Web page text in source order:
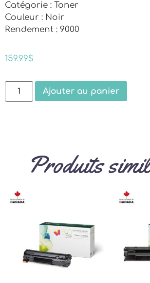
Catégorie : Toner
Couleur : Noir
Rendement : 9000
159.99$
Ajouter au panier
Produits